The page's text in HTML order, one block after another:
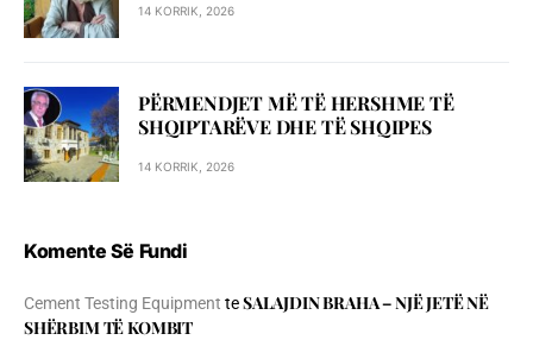
14 KORRIK, 2026
PËRMENDJET MË TË HERSHME TË
SHQIPTARËVE DHE TË SHQIPES
14 KORRIK, 2026
Komente Së Fundi
Cement Testing Equipment teSALAJDIN BRAHA – NJЁ JETЁ NЁ
SHЁRBIM TЁ KOMBIT